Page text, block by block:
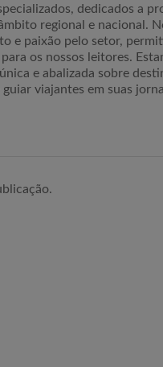
dedicados a
regional e nacional.
e paixão pelo setor,
os nossos leitores.
e abalizada sobre
viajantes em suas